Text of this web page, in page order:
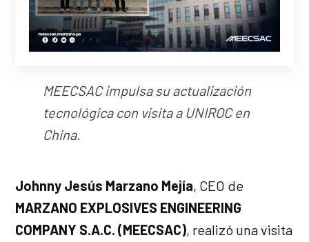
MEECSAC impulsa su actualización
tecnológica con visita a UNIROC en
China.
Johnny Jesús Marzano Mejía, CEO de
MARZANO EXPLOSIVES ENGINEERING
COMPANY S.A.C. (MEECSAC), realizó una visita